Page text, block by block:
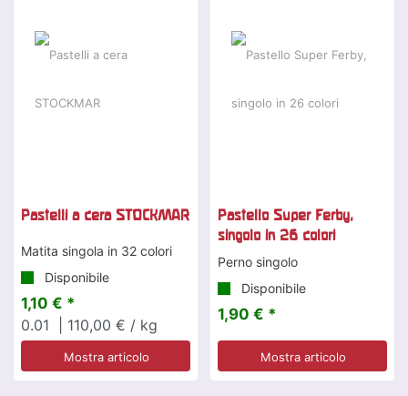
Pastelli a cera STOCKMAR
Matita singola in 32 colori
Disponibile
1,10 € *
0.01
| 110,00 € / kg
Mostra articolo
Pastello Super Ferby,
singolo in 26 colori
Perno singolo
Disponibile
1,90 € *
Mostra articolo